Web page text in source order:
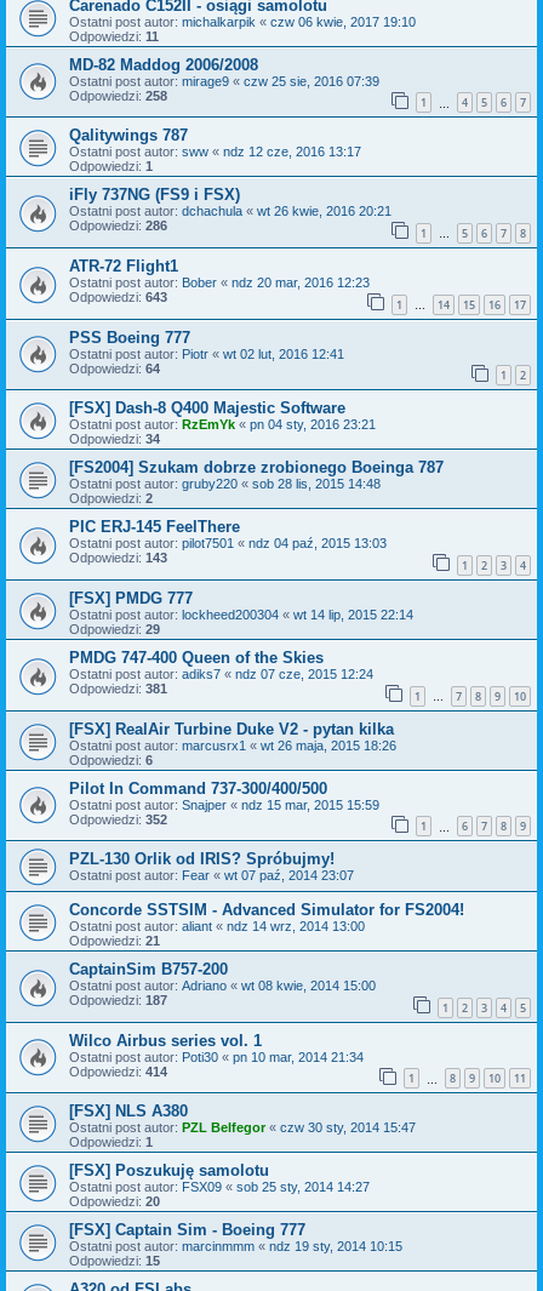
Carenado C152II - osiągi samolotu
Ostatni post autor: michalkarpik « czw 06 kwie, 2017 19:10
Odpowiedzi: 11
MD-82 Maddog 2006/2008
Ostatni post autor: mirage9 « czw 25 sie, 2016 07:39
Odpowiedzi: 258 1 4 5 6 7
Qalitywings 787
Ostatni post autor: sww « ndz 12 cze, 2016 13:17
Odpowiedzi: 1
iFly 737NG (FS9 i FSX)
Ostatni post autor: dchachula « wt 26 kwie, 2016 20:21
Odpowiedzi: 286 1 … 5 6 7 8
ATR-72 Flight1
Ostatni post autor: Bober « ndz 20 mar, 2016 12:23
Odpowiedzi: 643 1 … 14 15 16 17
PSS Boeing 777
Ostatni post autor: Piotr « wt 02 lut, 2016 12:41
Odpowiedzi: 64 1 2
[FSX] Dash-8 Q400 Majestic Software
Ostatni post autor: RzEmYk « pn 04 sty, 2016 23:21
Odpowiedzi: 34
[FS2004] Szukam dobrze zrobionego Boeinga 787
Ostatni post autor: gruby220 « sob 28 lis, 2015 14:48
Odpowiedzi: 2
PIC ERJ-145 FeelThere
Ostatni post autor: pilot7501 « ndz 04 paź, 2015 13:03
Odpowiedzi: 143 1 2 3 4
[FSX] PMDG 777
Ostatni post autor: lockheed200304 « wt 14 lip, 2015 22:14
Odpowiedzi: 29
PMDG 747-400 Queen of the Skies
Ostatni post autor: adiks7 « ndz 07 cze, 2015 12:24
Odpowiedzi: 381 1 … 7 8 9 10
[FSX] RealAir Turbine Duke V2 - pytan kilka
Ostatni post autor: marcusrx1 « wt 26 maja, 2015 18:26
Odpowiedzi: 6
Pilot In Command 737-300/400/500
Ostatni post autor: Snajper « ndz 15 mar, 2015 15:59
Odpowiedzi: 352 1 6 7 8 9
PZL-130 Orlik od IRIS? Spróbujmy!
Ostatni post autor: Fear « wt 07 paź, 2014 23:07
Concorde SSTSIM - Advanced Simulator for FS2004!
Ostatni post autor: aliant « ndz 14 wrz, 2014 13:00
Odpowiedzi: 21
CaptainSim B757-200
Ostatni post autor: Adriano « wt 08 kwie, 2014 15:00
Odpowiedzi: 187 1 2 3 4 5
Wilco Airbus series vol. 1
Ostatni post autor: Poti30 « pn 10 mar, 2014 21:34
Odpowiedzi: 414 1 8 9 10 11
[FSX] NLS A380
Ostatni post autor: PZL Belfegor« czw 30 sty, 2014 15:47
Odpowiedzi: 1
[FSX] Poszukuję samolotu
Ostatni post autor: FSX09 « sob 25 sty, 2014 14:27
Odpowiedzi: 20
[FSX] Captain Sim - Boeing 777
Ostatni post autor: marcinmmm « ndz 19 sty, 2014 10:15
Odpowiedzi: 15